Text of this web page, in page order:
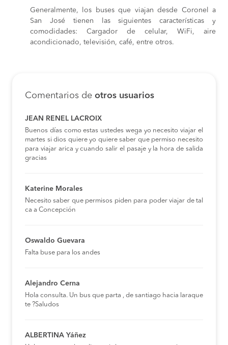
Generalmente, los buses que viajan desde Coronel a
San José tienen las siguientes características y
comodidades: Cargador de celular, WiFi, aire
acondicionado, televisión, café, entre otros.
Comentarios de otros usuarios
JEAN RENEL LACROIX
Buenos días como estas ustedes wega yo necesito viajar el
martes si dios quiere yo quiere saber que permiso necesito
para viajar arica y cuando salir el pasaje y la hora de salida
gracias
Katerine Morales
Necesito saber que permisos piden para poder viajar de tal
ca a Concepción
Oswaldo Guevara
Falta buse para los andes
Alejandro Cerna
Hola consulta. Un bus que parta , de santiago hacia laraque
te ?Saludos
ALBERTINA Yáñez